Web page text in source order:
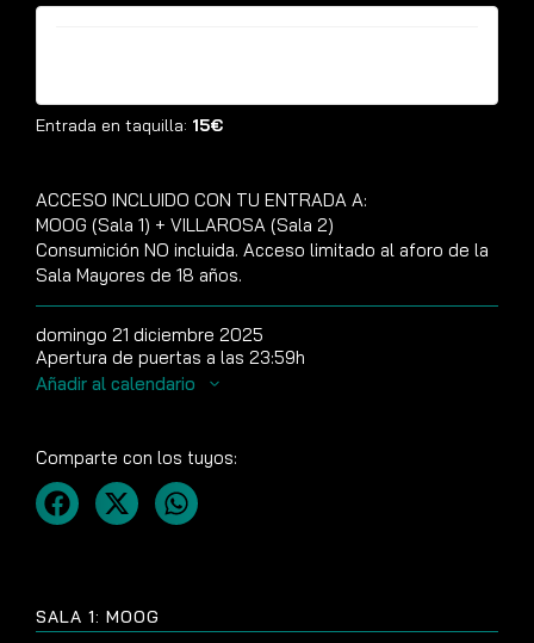
SALA 1: MOOG
Entrada en taquilla: 15€
ACCESO INCLUIDO CON TU ENTRADA A:
MOOG (Sala 1) + VILLAROSA (Sala 2)
Consumición NO incluida. Acceso limitado al aforo de la
Sala Mayores de 18 años.
domingo 21 diciembre 2025
Apertura de puertas a las 23:59h
Añadir al calendario
Comparte con los tuyos: